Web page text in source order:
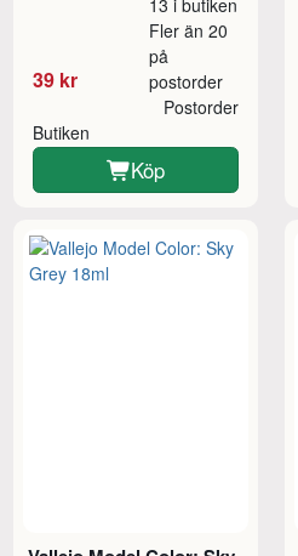
39 kr
Fler än 20
på
postorder
Butiken
Postorder
Köp